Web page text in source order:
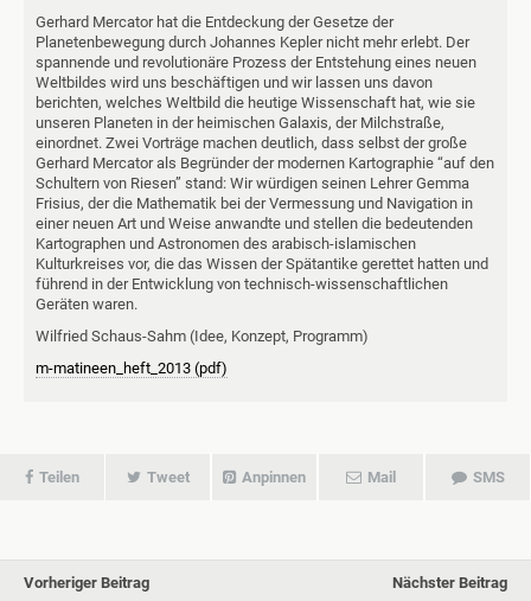
Gerhard Mercator hat die Entdeckung der Gesetze der
Planetenbewegung durch Johannes Kepler nicht mehr erlebt. Der
spannende und revolutionäre Prozess der Entstehung eines neuen
Weltbildes wird uns beschäftigen und wir lassen uns davon
berichten, welches Weltbild die heutige Wissenschaft hat, wie sie
unseren Planeten in der heimischen Galaxis, der Milchstraße,
einordnet. Zwei Vorträge machen deutlich, dass selbst der große
Gerhard Mercator als Begründer der modernen Kartographie “auf den
Schultern von Riesen” stand: Wir würdigen seinen Lehrer Gemma
Frisius, der die Mathematik bei der Vermessung und Navigation in
einer neuen Art und Weise anwandte und stellen die bedeutenden
Kartographen und Astronomen des arabisch-islamischen
Kulturkreises vor, die das Wissen der Spätantike gerettet hatten und
führend in der Entwicklung von technisch-wissenschaftlichen
Geräten waren.
Wilfried Schaus-Sahm (Idee, Konzept, Programm)
m-matineen_heft_2013 (pdf)
Teilen Tweet Anpinnen Mail SMS
Vorheriger Beitrag Nächster Beitrag